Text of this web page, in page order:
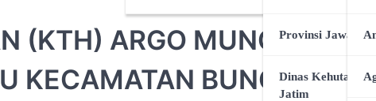
Provinsi Jawa
Dinas Kehutanan
Jatim
(KTH) ARGO MUNGGU
KECAMATAN BUNGKAL